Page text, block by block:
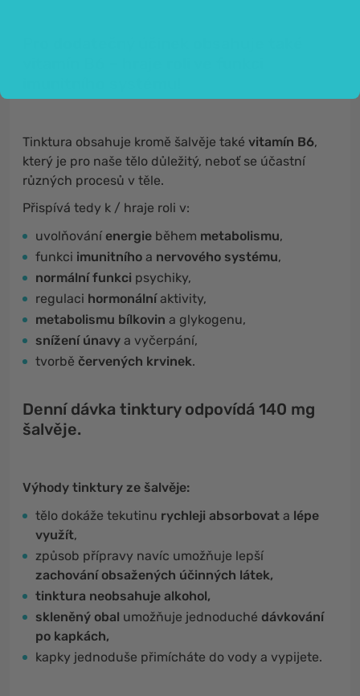
Tinktura obsahuje kromě šalvěje také vitamín B6,
který je pro naše tělo důležitý, neboť se účastní
různých procesů v těle.
Přispívá tedy k / hraje roli v:
uvolňováníenergie během metabolismu,
funkci imunitního a nervového systému,
normální funkci psychiky,
regulaci hormonálníaktivity,
metabolismu bílkovin a glykogenu,
snížení únavy a vyčerpání,
tvorbě červených krvinek.
Denní dávka tinktury odpovídá 140 mg
šalvěje.
Výhody tinktury ze šalvěje:
tělo dokáže tekutinu rychleji absorbovat a lépe
využít,
způsob přípravy navíc umožňuje lepší
zachování obsažených účinných látek,
tinktura neobsahuje alkohol,
skleněný obal umožňuje jednoduché dávkování
po kapkách,
kapky jednoduše přimícháte do vody a vypijete.